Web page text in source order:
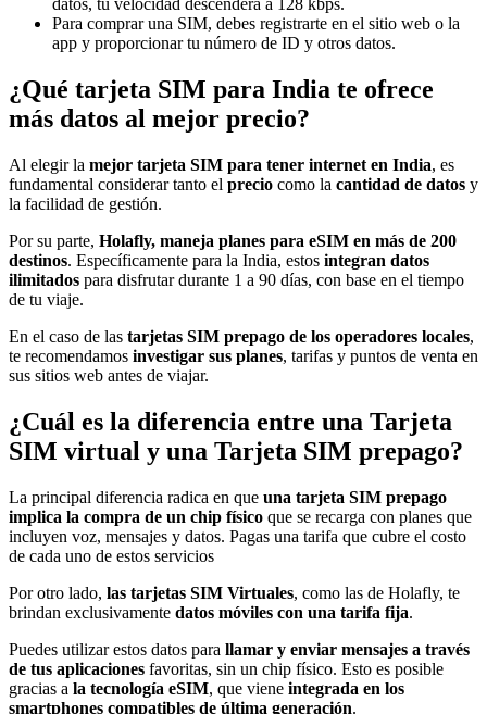
Para comprar una SIM, debes registrarte en el sitio web o la
app y proporcionar tu número de ID y otros datos.
¿Qué tarjeta SIM para India te ofrece
más datos al mejor precio?
Al elegir la mejor tarjeta SIM para tener internet en India, es
fundamental considerar tanto el precio como la cantidad de datos y
la facilidad de gestión.
Por su parte, Holafly, maneja planes para eSIM en más de 200
destinos. Específicamente para la India, estos integran datos
ilimitados para disfrutar durante 1 a 90 días, con base en el tiempo
de tu viaje.
En el caso de las tarjetas SIM prepago de los operadores locales,
te recomendamos investigar sus planes, tarifas y puntos de venta en
sus sitios web antes de viajar.
¿Cuál es la diferencia entre una Tarjeta
SIM virtual y una Tarjeta SIM prepago?
La principal diferencia radica en que una tarjeta SIM prepago
implica la compra de un chip físico que se recarga con planes que
incluyen voz, mensajes y datos. Pagas una tarifa que cubre el costo
de cada uno de estos servicios
Por otro lado, las tarjetas SIM Virtuales, como las de Holafly, te
brindan exclusivamente datos móviles con una tarifa fija.
Puedes utilizar estos datos para llamar y enviar mensajes a través
de tus aplicaciones favoritas, sin un chip físico. Esto es posible
gracias a la tecnología eSIM, que viene integrada en los
smartphones compatibles de última generación.